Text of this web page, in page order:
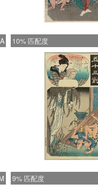
10% 匹配度
9% 匹配度